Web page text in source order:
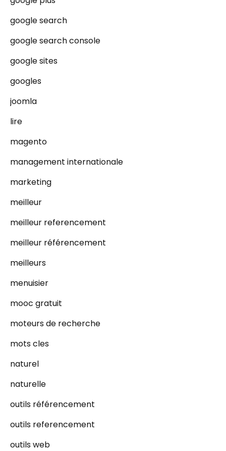
google search
google search console
google sites
googles
joomla
lire
magento
management internationale
marketing
meilleur
meilleur referencement
meilleur référencement
meilleurs
menuisier
mooc gratuit
moteurs de recherche
mots cles
naturel
naturelle
outils référencement
outils referencement
outils web